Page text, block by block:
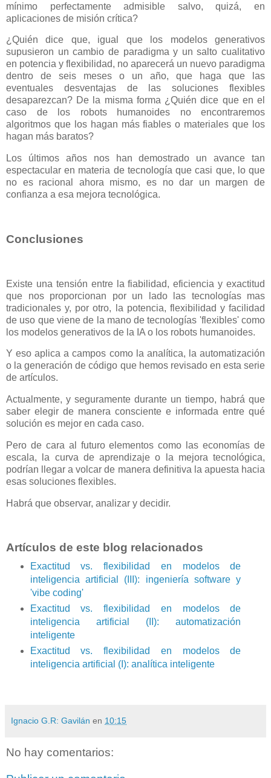
mínimo perfectamente admisible salvo, quizá, en
aplicaciones de misión crítica?
¿Quién dice que, igual que los modelos generativos
supusieron un cambio de paradigma y un salto cualitativo
en potencia y flexibilidad, no aparecerá un nuevo paradigma
dentro de seis meses o un año, que haga que las
eventuales desventajas de las soluciones flexibles
desaparezcan? De la misma forma ¿Quién dice que en el
caso de los robots humanoides no encontraremos
algoritmos que los hagan más fiables o materiales que los
hagan más baratos?
Los últimos años nos han demostrado un avance tan
espectacular en materia de tecnología que casi que, lo que
no es racional ahora mismo, es no dar un margen de
confianza a esa mejora tecnológica.
Conclusiones
Existe una tensión entre la fiabilidad, eficiencia y exactitud
que nos proporcionan por un lado las tecnologías mas
tradicionales y, por otro, la potencia, flexibilidad y facilidad
de uso que viene de la mano de tecnologías 'flexibles' como
los modelos generativos de la IA o los robots humanoides.
Y eso aplica a campos como la analítica, la automatización
o la generación de código que hemos revisado en esta serie
de artículos.
Actualmente, y seguramente durante un tiempo, habrá que
saber elegir de manera consciente e informada entre qué
solución es mejor en cada caso.
Pero de cara al futuro elementos como las economías de
escala, la curva de aprendizaje o la mejora tecnológica,
podrían llegar a volcar de manera definitiva la apuesta hacia
esas soluciones flexibles.
Habrá que observar, analizar y decidir.
Artículos de este blog relacionados
Exactitud vs. flexibilidad en modelos de
inteligencia artificial (III): ingeniería software y
'vibe coding'
Exactitud vs. flexibilidad en modelos de
inteligencia artificial (II): automatización
inteligente
Exactitud vs. flexibilidad en modelos de
inteligencia artificial (I): analítica inteligente
Ignacio G.R: Gavilán en 10:15
No hay comentarios: